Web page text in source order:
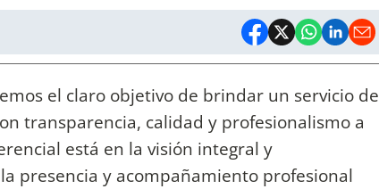
el claro objetivo de brindar un servicio de
transparencia, calidad y profesionalismo a
está en la visión integral y
presencia y acompañamiento profesional